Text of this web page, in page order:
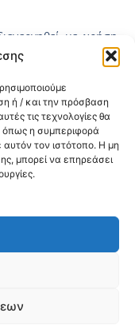
ή / και την πρόσβαση
τις τεχνολογίες θα
όπως η συμπεριφορά
τον ιστότοπο. Η μη
μπορεί να επηρεάσει
με χρήση
Δημοσίων
αριθμό 207308
).
των προσφορών
ώρα 11:00 π.μ.
226 200